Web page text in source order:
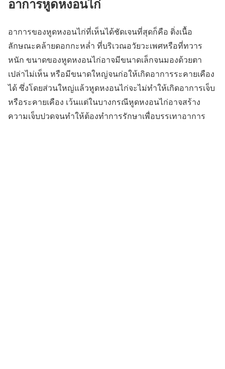
อาการหูดหงอนไก่
อาการของหูดหงอนไก่ที่เห็นได้ชัดเจนที่สุดก็คือ ติ่งเนื้อ
ลักษณะคล้ายดอกกะหล่ำ ที่บริเวณอวัยวะเพศหรือที่ทวาร
หนัก ขนาดของหูดหงอนไก่อาจมีขนาดเล็กจนมองด้วยตา
เปล่าไม่เห็น หรือมีขนาดใหญ่จนก่อให้เกิดอาการระคายเคือง
ได้ ซึ่งโดยส่วนใหญ่แล้วหูดหงอนไก่จะไม่ทำให้เกิดอาการเจ็บ
หรือระคายเคือง เว้นแต่ในบางกรณีหูดหงอนไก่อาจสร้าง
ความเจ็บปวดจนทำให้ต้องทำการรักษาเพื่อบรรเทาอาการ